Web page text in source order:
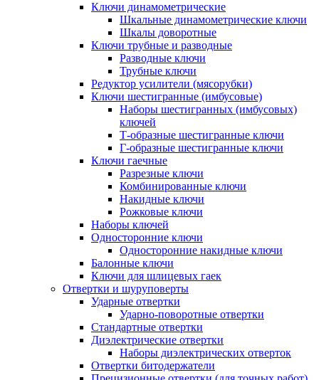
Ключи динамометрические
Шкальные динамометрические ключи
Шкалы доворотные
Ключи трубные и разводные
Разводные ключи
Трубные ключи
Редуктор усилители (мясорубки)
Ключи шестигранные (имбусовые)
Наборы шестигранных (имбусовых)
ключей
Т-образные шестигранные ключи
Г-образные шестигранные ключи
Ключи гаечные
Разрезные ключи
Комбинированные ключи
Накидные ключи
Рожковые ключи
Наборы ключей
Односторонние ключи
Односторонние накидные ключи
Балонные ключи
Ключи для шлицевых гаек
Отвертки и шуруповерты
Ударные отвертки
Ударно-поворотные отвертки
Стандартные отвертки
Диэлектрические отвертки
Наборы диэлектрических отверток
Отвертки битодержатели